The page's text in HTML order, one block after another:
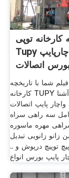
کارخانه توپی
Tupy برزیل واچارپایپ
اتصالات
شما با تاریخچه
کارخانه TUPY توپی برزیل آشنا
پایپ اتصالات
سه راهی سراه
مهره ماسوره
زانویی تبدیل
توپیچ درپوش و ..
پایپ بورس انواع